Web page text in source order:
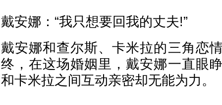
戴安娜：“我只想要回我的丈夫!”
戴安娜和查尔斯、卡米拉的三角恋
终，在这场婚姻里，戴安娜一直眼
和卡米拉之间互动亲密却无能为力。